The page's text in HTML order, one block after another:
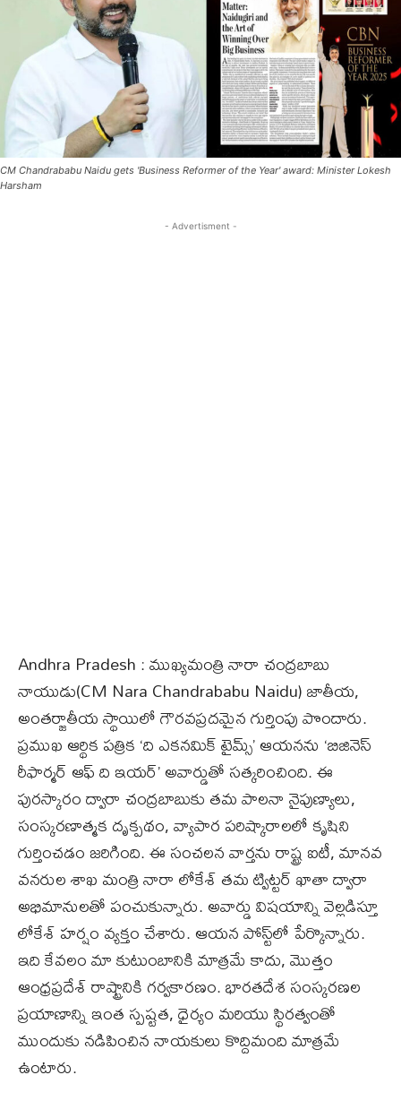
CM Chandrababu Naidu gets 'Business Reformer of the Year' award: Minister Lokesh
Harsham
- Advertisment -
Andhra Pradesh : ముఖ్యమంత్రి నారా చంద్రబాబు
నాయుడు(CM Nara Chandrababu Naidu) జాతీయ,
అంతర్జాతీయ స్థాయిలో గౌరవప్రదమైన గుర్తింపు పొందారు.
ప్రముఖ ఆర్థిక పత్రిక ‘ది ఎకనమిక్ టైమ్స్’ ఆయనను ‘బిజినెస్
రీఫార్మర్ ఆఫ్ ది ఇయర్’ అవార్డుతో సత్కరించింది. ఈ
పురస్కారం ద్వారా చంద్రబాబుకు తమ పాలనా నైపుణ్యాలు,
సంస్కరణాత్మక దృక్పథం, వ్యాపార పరిష్కారాలలో కృషిని
గుర్తించడం జరిగింది. ఈ సంచలన వార్తను రాష్ట్ర ఐటీ, మానవ
వనరుల శాఖ మంత్రి నారా లోకేశ్ తమ ట్విట్టర్ ఖాతా ద్వారా
అభిమానులతో పంచుకున్నారు. అవార్డు విషయాన్ని వెల్లడిస్తూ
లోకేశ్ హర్షం వ్యక్తం చేశారు. ఆయన పోస్ట్‌లో పేర్కొన్నారు.
ఇది కేవలం మా కుటుంబానికి మాత్రమే కాదు, మొత్తం
ఆంధ్రప్రదేశ్ రాష్ట్రానికి గర్వకారణం. భారతదేశ సంస్కరణల
ప్రయాణాన్ని ఇంత స్పష్టత, ధైర్యం మరియు స్థిరత్వంతో
ముందుకు నడిపించిన నాయకులు కొద్దిమంది మాత్రమే
ఉంటారు.